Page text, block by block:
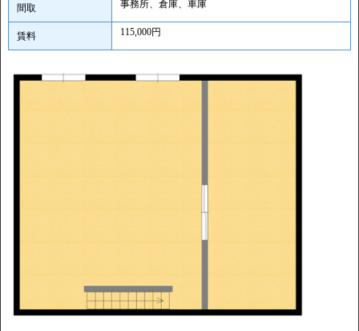
間取 事務所、倉庫、車庫
賃料 115,000円